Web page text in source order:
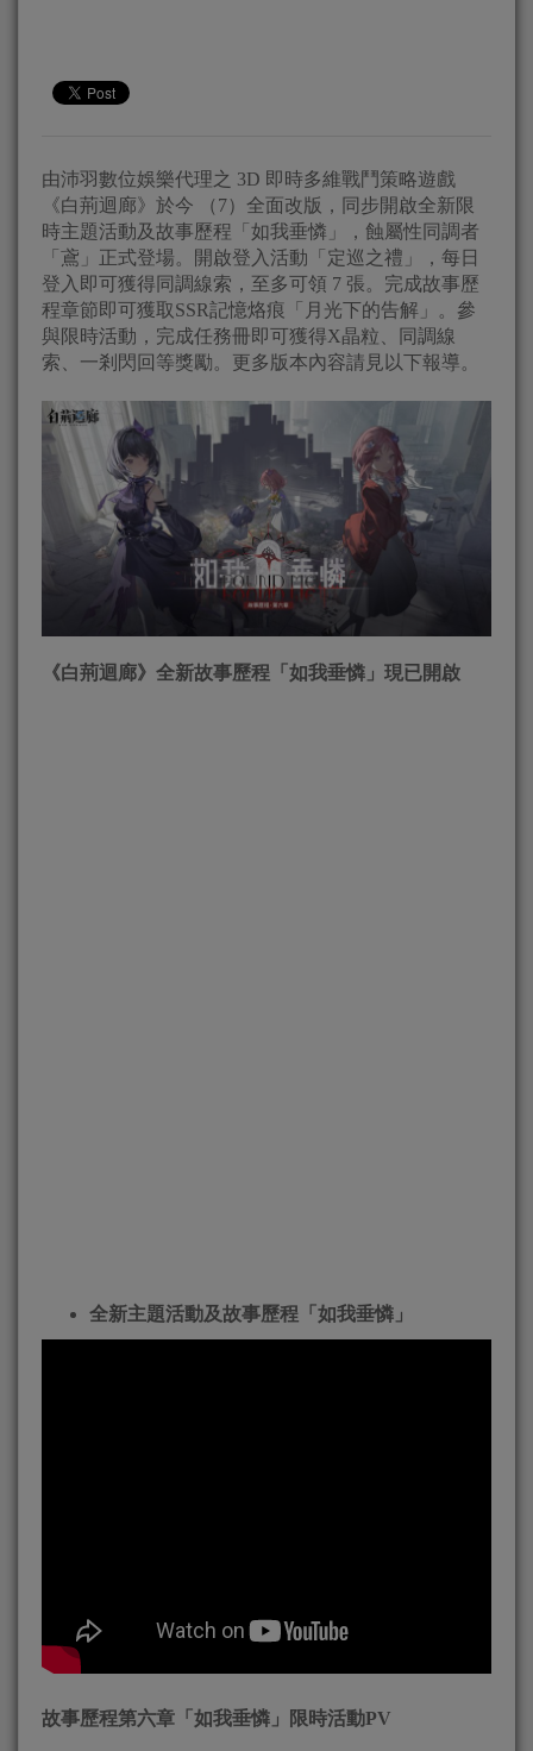
由沛羽數位娛樂代理之 3D 即時多維戰鬥策略遊戲
《白荊迴廊》於今 （7）全面改版，同步開啟全新限
時主題活動及故事歷程「如我垂憐」，蝕屬性同調者
「鳶」正式登場。開啟登入活動「定巡之禮」，每日
登入即可獲得同調線索，至多可領 7 張。完成故事歷
程章節即可獲取SSR記憶烙痕「月光下的告解」。參
與限時活動，完成任務冊即可獲得X晶粒、同調線
索、一剎閃回等獎勵。更多版本內容請見以下報導。
《白荊迴廊》全新故事歷程「如我垂憐」現已開啟
全新主題活動及故事歷程「如我垂憐」
故事歷程第六章「如我垂憐」限時活動PV